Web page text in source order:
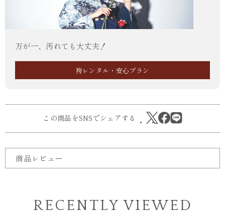
万が一、汚れても大丈夫！
袴レンタル・安心プラン
この商品をSNSでシェアする
商品レビュー
RECENTLY VIEWED